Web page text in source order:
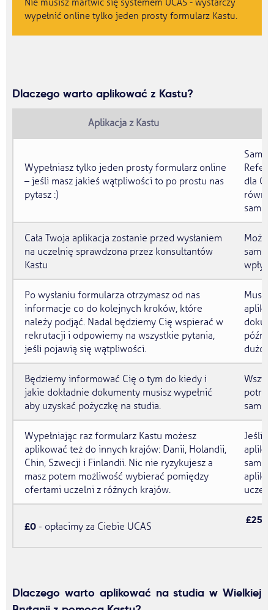
Nie musisz martwić się systemem UCAS - wystarczy
wypełnić online tylko jeden prosty formularz Kastu.
Dlaczego warto aplikować z Kastu?
Aplikacja z Kastu
Wypełniasz tylko jeden prosty formularz online
– jeśli masz jakieś wątpliwości to po prostu nas
pytasz :)
dla
Cała Twoja aplikacja zostanie przed wysłaniem
na uczelnię sprawdzona przez konsultantów
Kastu
Może
Po wysłaniu formularza otrzymasz od nas
informacje co do kolejnych kroków, które
należy podjąć. Nadal będziemy Cię wspierać w
rekrutacji i odpowiemy na wszystkie pytania,
jeśli pojawią się wątpliwości.
dużo,
Będziemy informować Cię o tym do kiedy i
jakie dokładnie dokumenty musisz wypełnić
aby uzyskać pożyczkę na studia.
Wypełniając raz formularz Kastu możesz
aplikować też do innych krajów: Danii, Holandii,
Chin, Szwecji i Finlandii. Nic nie ryzykujesz a
masz potem możliwość wybierać pomiędzy
ofertami uczelni z różnych krajów.
Jeśli
£0 - opłacimy za Ciebie UCAS
£25
Dlaczego warto aplikować na studia w Wielkiej